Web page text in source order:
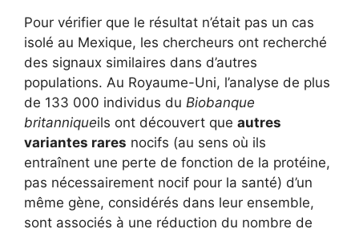
Pour vérifier que le résultat n’était pas un cas
isolé au Mexique, les chercheurs ont recherché
des signaux similaires dans d’autres
populations. Au Royaume-Uni, l’analyse de plus
de 133 000 individus du Biobanque
britanniqueils ont découvert que autres
variantes rares nocifs (au sens où ils
entraînent une perte de fonction de la protéine,
pas nécessairement nocif pour la santé) d’un
même gène, considérés dans leur ensemble,
sont associés à une réduction du nombre de